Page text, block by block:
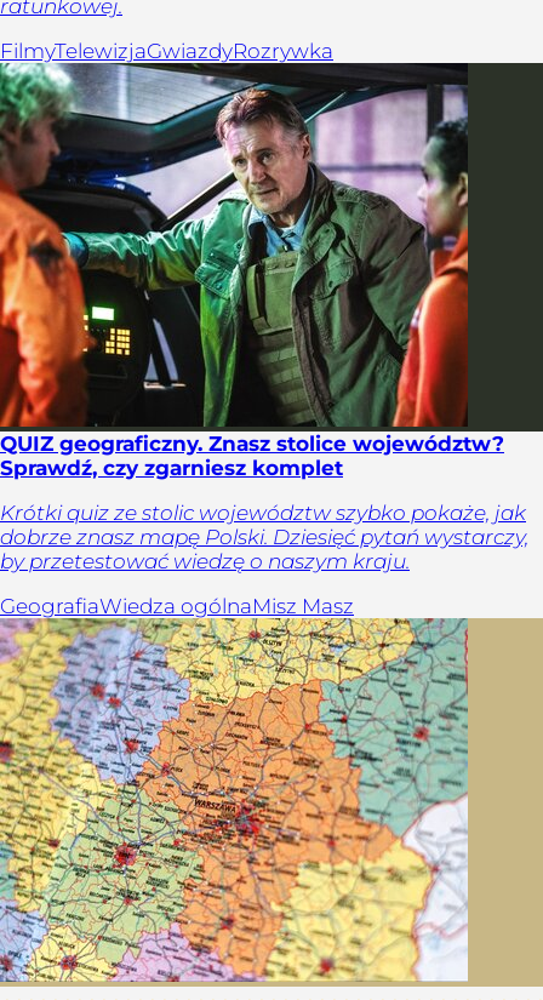
ratunkowej.
FilmyTelewizjaGwiazdyRozrywka
QUIZ geograficzny. Znasz stolice województw?
Sprawdź, czy zgarniesz komplet
Krótki quiz ze stolic województw szybko pokaże, jak
dobrze znasz mapę Polski. Dziesięć pytań wystarczy,
by przetestować wiedzę o naszym kraju.
GeografiaWiedza ogólnaMisz Masz